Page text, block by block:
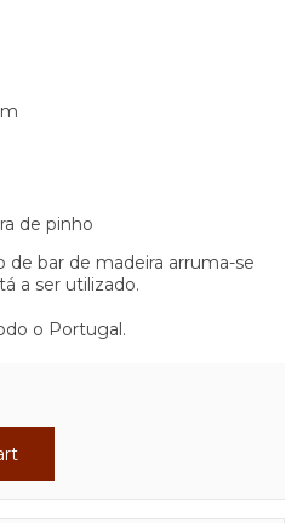
de pinho
de bar de madeira arruma-se
a ser utilizado.
o Portugal.